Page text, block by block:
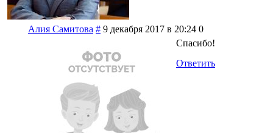
Алия Самитова # 9 декабря 2017 в 20:24 0
Спасибо!
Ответить